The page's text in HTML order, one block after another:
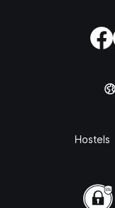
Hostels